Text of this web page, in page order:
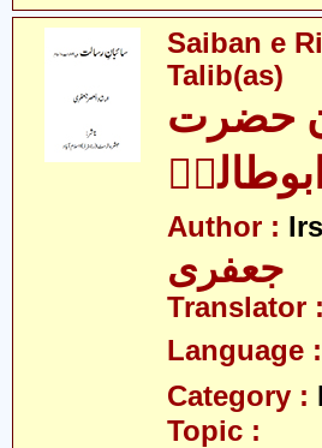
Saiban e
Talib(as)
حضرت
ابوطالبؑ
Author :
جعفری
Translator :
Language :
Category :
Topic :